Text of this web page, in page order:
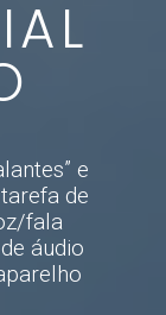
e
de
fala
áudio